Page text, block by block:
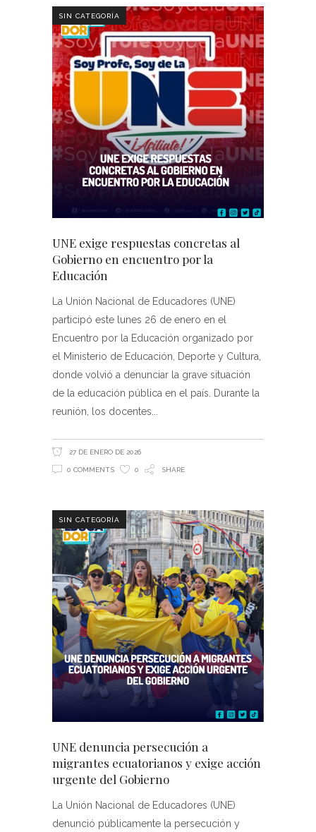
SIN CATEGORÍA
UNE exige respuestas concretas al
Gobierno en encuentro por la
Educación
La Unión Nacional de Educadores (UNE)
participó este lunes 26 de enero en el
Encuentro por la Educación organizado por
el Ministerio de Educación, Deporte y Cultura,
donde volvió a denunciar la grave situación
de la educación pública en el país. Durante la
reunión, los docentes
27 DE ENERO DE 2026
0 COMMENTS 0 SHARE
SIN CATEGORÍA
UNE denuncia persecución a
migrantes ecuatorianos y exige acción
urgente del Gobierno
La Unión Nacional de Educadores (UNE)
denunció públicamente la persecución y